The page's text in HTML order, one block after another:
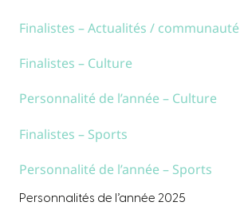
Finalistes – Actualités / communauté
Finalistes – Culture
Personnalité de l’année – Culture
Finalistes – Sports
Personnalité de l’année – Sports
Personnalités de l’année 2025